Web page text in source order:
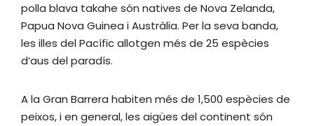
polla blava takahe són natives de Nova Zelanda,
Papua Nova Guinea i Austràlia. Per la seva banda,
les illes del Pacífic allotgen més de 25 espècies
d’aus del paradís.
A la Gran Barrera habiten més de 1,500 espècies de
peixos, i en general, les aigües del continent són